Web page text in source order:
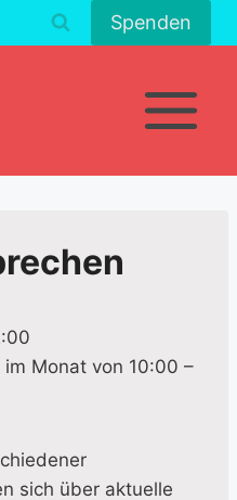
Spenden
Monat von 10:00 –
sich über aktuelle